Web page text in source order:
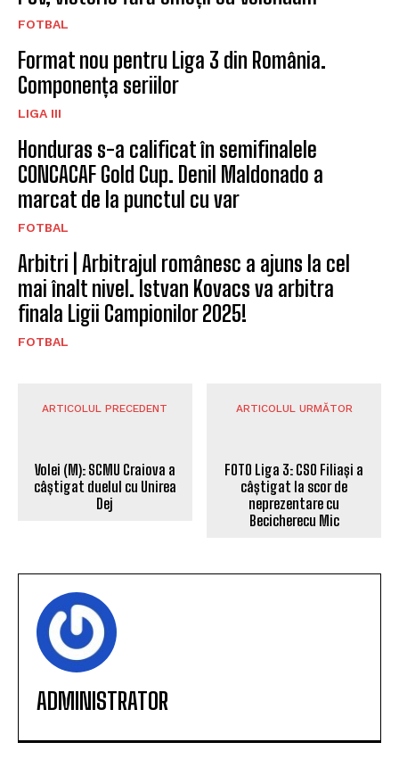
FOTBAL
Format nou pentru Liga 3 din România.
Componența seriilor
LIGA III
Honduras s-a calificat în semifinalele
CONCACAF Gold Cup. Denil Maldonado a
marcat de la punctul cu var
FOTBAL
Arbitri | Arbitrajul românesc a ajuns la cel
mai înalt nivel. Istvan Kovacs va arbitra
finala Ligii Campionilor 2025!
FOTBAL
ARTICOLUL PRECEDENT
Volei (M): SCMU Craiova a
ARTICOLUL URMĂTOR
FOTO Liga 3: CSO Filiași a
Becicherecu Mic
ADMINISTRATOR